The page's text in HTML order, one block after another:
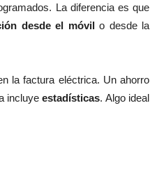
La diferencia es que
desde el móvilo desde la
la factura eléctrica. Un ahorro
incluyeestadísticas. Algo ideal